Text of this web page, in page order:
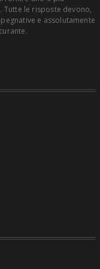
le risposte devono,
e assolutamente